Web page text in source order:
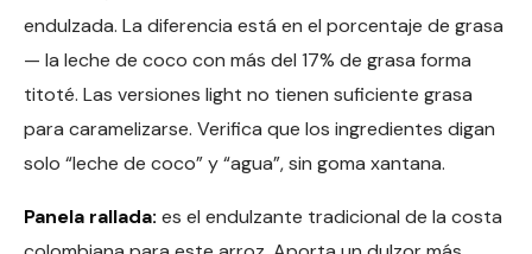
endulzada. La diferencia está en el porcentaje de grasa
— la leche de coco con más del 17% de grasa forma
titoté. Las versiones light no tienen suficiente grasa
para caramelizarse. Verifica que los ingredientes digan
solo “leche de coco” y “agua”, sin goma xantana.
Panela rallada: es el endulzante tradicional de la costa